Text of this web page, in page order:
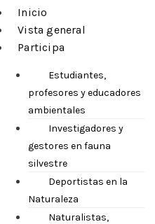
Inicio
Vista general
Participa
Estudiantes,
profesores y educadores
ambientales
Investigadores y
gestores en fauna
silvestre
Deportistas en la
Naturaleza
Naturalistas,